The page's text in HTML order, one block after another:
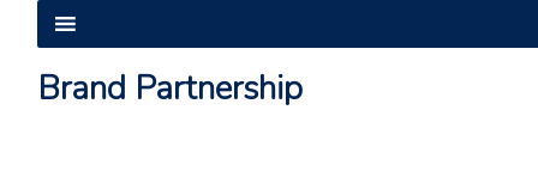
contentBrand Partnership